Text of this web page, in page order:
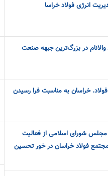
انرژی فولاد خراسا
در بزرگ‌ترین جبهه صنعت
خراسان به مناسبت فرا رسیدن
شورای اسلامی از فعالیت
فولاد خراسان در خور تحسین